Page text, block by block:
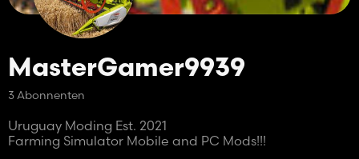
MasterGamer9939
3 Abonnenten
Uruguay Moding Est. 2021
Farming Simulator Mobile and PC Mods!!!